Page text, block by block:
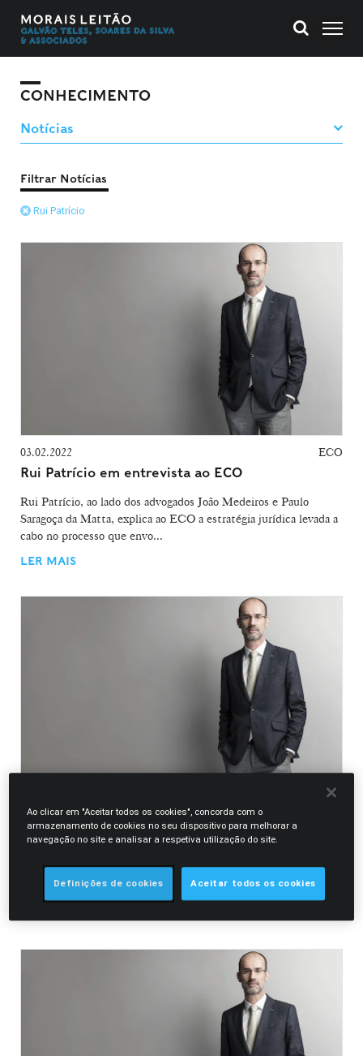
CONHECIMENTO
Filtrar Notícias
Rui Patrício
03.02.2022 ECO
Rui Patrício em entrevista ao ECO
Rui Patrício, ao lado dos advogados João Medeiros e Paulo
Saragoça da Matta, explica ao ECO a estratégia jurídica levada a
cabo no processo que envo...
LER MAIS
31.01.2022
Rui Patrício em entrevista ao Público
da justiça. O advogado faz uma apreciação positiva global do
pacote legi...
Ao clicar em "Aceitar todos os cookies", concorda com o
armazenamento de cookies no seu dispositivo para melhorar a
navegação no site e analisar a respetiva utilização do site.
Definições de cookies Aceitar todos os cookies